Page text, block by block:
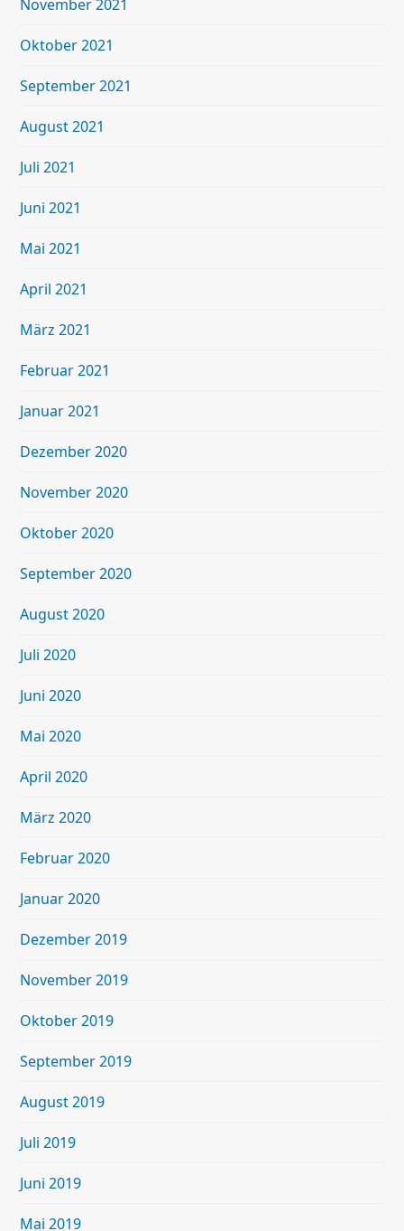
November 2021
Oktober 2021
September 2021
August 2021
Juli 2021
Juni 2021
Mai 2021
April 2021
März 2021
Februar 2021
Januar 2021
Dezember 2020
November 2020
Oktober 2020
September 2020
August 2020
Juli 2020
Juni 2020
Mai 2020
April 2020
März 2020
Februar 2020
Januar 2020
Dezember 2019
November 2019
Oktober 2019
September 2019
August 2019
Juli 2019
Juni 2019
Mai 2019